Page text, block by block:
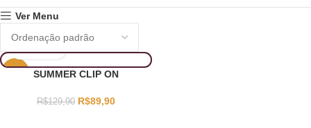
Ver Menu
SUMMER CLIP ON
R$129,90 R$89,90